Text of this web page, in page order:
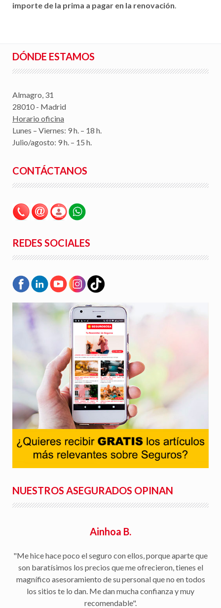
importe de la prima a pagar en la renovación.
DÓNDE ESTAMOS
Almagro, 31
28010 - Madrid
Horario oficina
Lunes – Viernes: 9 h. – 18 h.
Julio/agosto: 9 h. – 15 h.
CONTÁCTANOS
REDES SOCIALES
NUESTROS ASEGURADOS OPINAN
Ainhoa B.
"Me hice hace poco el seguro con ellos, porque aparte que
son baratísimos los precios que me ofrecieron, tienes el
magnífico asesoramiento de su personal que no en todos
los sitios te lo dan. Me dan mucha confianza y muy
recomendable".